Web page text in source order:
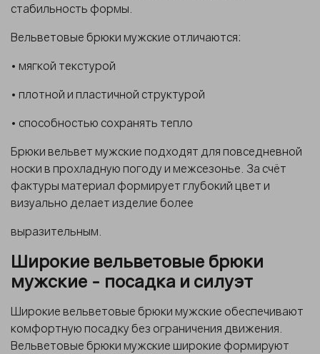
стабильность формы.
Вельветовые брюки мужские отличаются:
• мягкой текстурой
• плотной и пластичной структурой
• способностью сохранять тепло
Брюки вельвет мужские подходят для повседневной
носки в прохладную погоду и межсезонье. За счёт
фактуры материал формирует глубокий цвет и
визуально делает изделие более
выразительным.
Широкие вельветовые брюки
мужские - посадка и силуэт
Широкие вельветовые брюки мужские обеспечивают
комфортную посадку без ограничения движения.
Вельветовые брюки мужские широкие формируют